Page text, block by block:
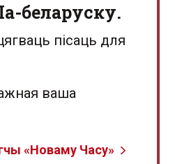
беларуску.
пісаць для
ваша
«Новаму Часу»